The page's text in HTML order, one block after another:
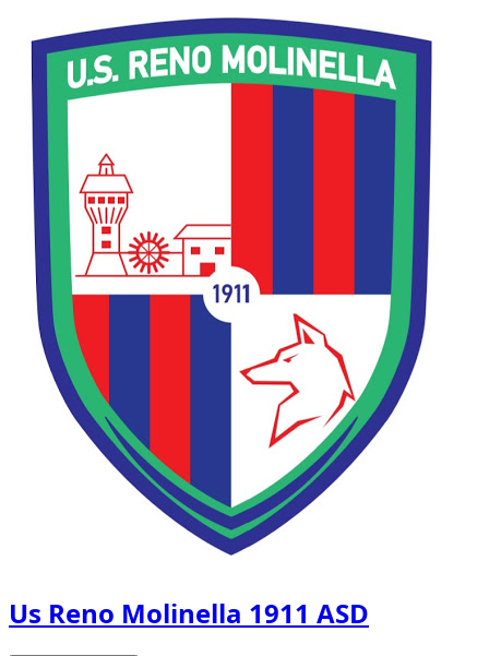
Us Reno Molinella 1911 ASD